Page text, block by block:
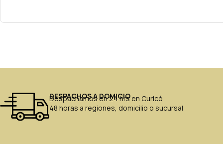
DESPACHOS A DOMICIO
Despachamos en 24 hrs en Curicó
48 horas a regiones, domicilio o sucursal